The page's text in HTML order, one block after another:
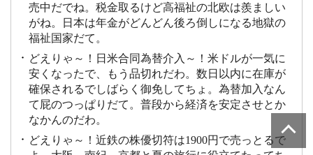
売中だでね。税金取るけど高福祉の北欧は羨ましい
がね。日本は年金がどんどん後ろ倒しになる地獄の
福祉国家だて。
どえりゃ～！日米合同為替介入～！米ドルが一気に
安くなったで、もう品切れだわ。数日以内に在庫が
確保されるでしばらく御免してちょ。為替加入なん
て屁のつっぱりだて。普段から経済を安定させとか
なかんのだわ。
どえりゃ～！近鉄の株優切符は1900円で売っとるで